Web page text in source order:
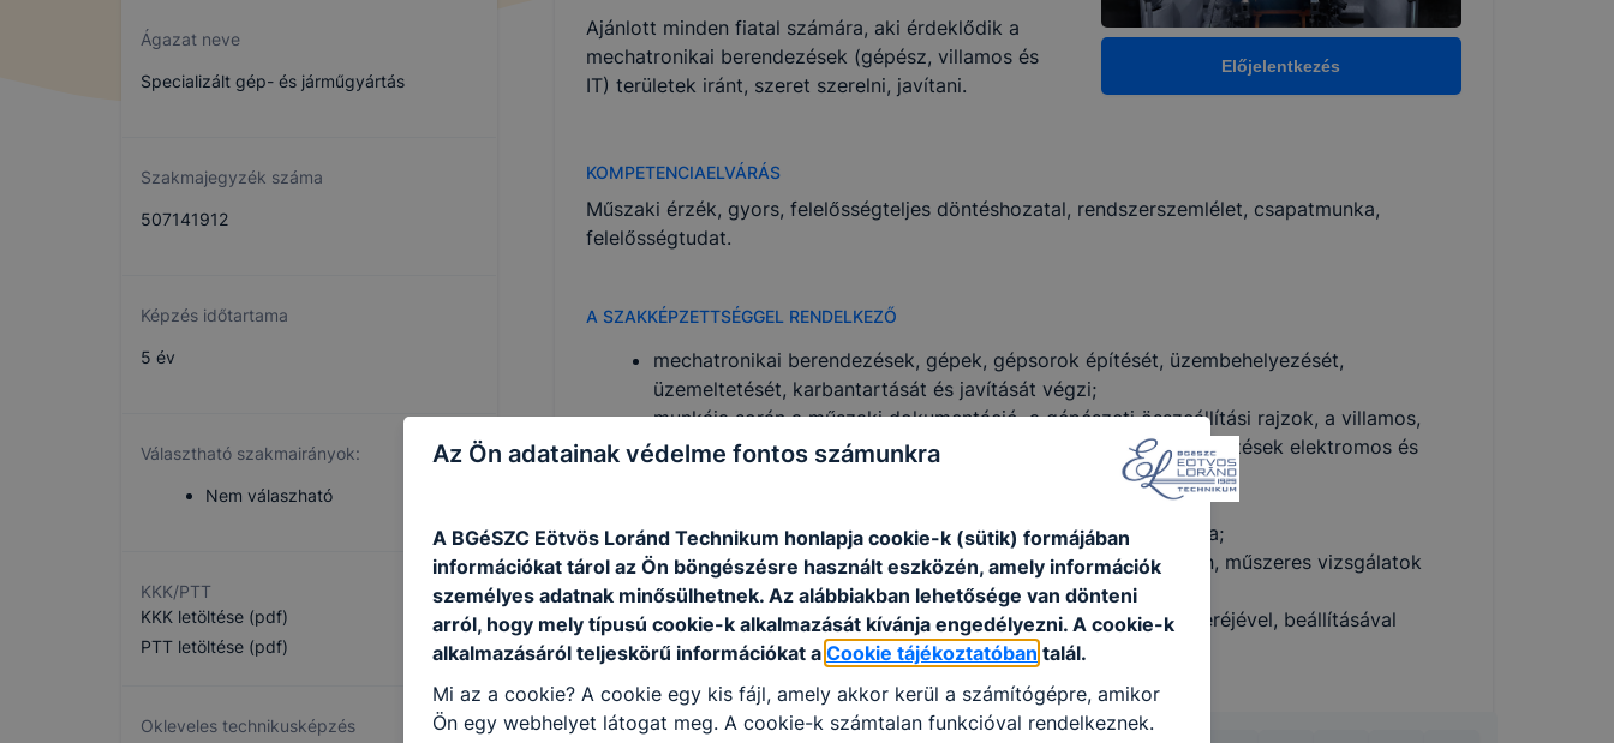
Ágazat neve
Specializált gép- és járműgyártás
Szakmajegyzék száma
507141912
Képzés időtartama
5 év
Választható szakmairányok:
Nem válaszható
KKK/PTT
KKK letöltése (pdf)
PTT letöltése (pdf)
Okleveles technikusképzés
Előjelentkezés
Ajánlott minden fiatal számára, aki érdeklődik a
mechatronikai berendezések (gépész, villamos és
IT) területek iránt, szeret szerelni, javítani.
KOMPETENCIAELVÁRÁS
Műszaki érzék, gyors, felelősségteljes döntéshozatal, rendszerszemlélet, csapatmunka,
felelősségtudat.
A SZAKKÉPZETTSÉGGEL RENDELKEZŐ
mechatronikai berendezések, gépek, gépsorok építését, üzembehelyezését,
üzemeltetését, karbantartását és javítását végzi;
munkája során a műszaki dokumentáció, a gépészeti összeállítási rajzok, a villamos,
pneumatikus és hidraulikus kapcsolási rajzok alapján a berendezések elektromos és
a zavartalan üzemvitelhez szükséges beállításokat elvégzi;
feltölti a vezérlőprogramokat, azokat szükség szerint beállítja;
üzemzavar esetén a rendelkezésre álló dokumentáció alapján, műszeres vizsgálatok
segítségével hibabehatárolást végez;
a szükséges alkatrészek, alkatrészcsoportok, javításával, cseréjével, beállításával
elhárítja az üzemzavarokat.
Az Ön adatainak védelme fontos számunkra
A BGéSZC Eötvös Loránd Technikum honlapja cookie-k (sütik) formájában
információkat tárol az Ön böngészésre használt eszközén, amely információk
személyes adatnak minősülhetnek. Az alábbiakban lehetősége van dönteni
arról, hogy mely típusú cookie-k alkalmazását kívánja engedélyezni. A cookie-k
alkalmazásáról teljeskörű információkat a Cookie tájékoztatóban talál.
Mi az a cookie? A cookie egy kis fájl, amely akkor kerül a számítógépre, amikor
Ön egy webhelyet látogat meg. A cookie-k számtalan funkcióval rendelkeznek.